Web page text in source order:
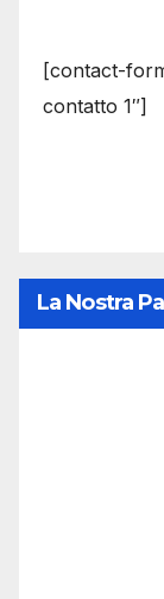
[contact-
contatto 1″]
La Nostra